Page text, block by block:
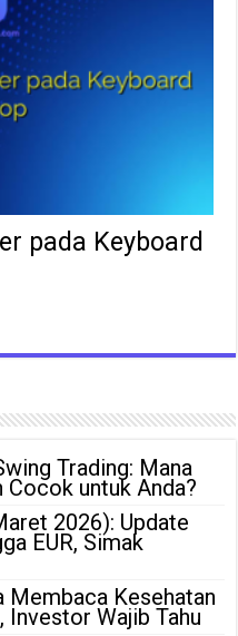
pada Keyboard
Trading: Mana
Cocok untuk Anda?
2026): Update
EUR, Simak
Membaca Kesehatan
Investor Wajib Tahu